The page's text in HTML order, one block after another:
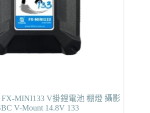
MINI133 V掛鋰電池 棚燈 攝影
V-Mount 14.8V 133